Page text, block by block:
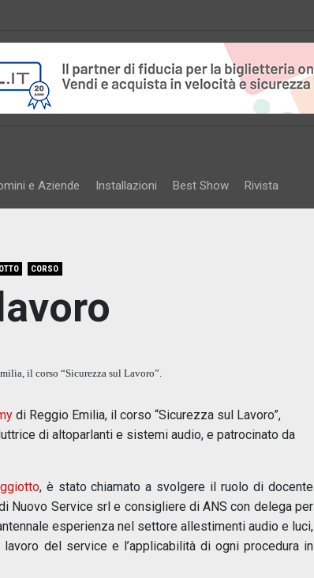
e Aziende Installazioni Best Show Rivista
CORSO
il corso “Sicurezza sul Lavoro”.
di Reggio Emilia, il corso “Sicurezza sul Lavoro”,
di altoparlanti e sistemi audio, e patrocinato da
, è stato chiamato a svolgere il ruolo di docente
Nuovo Service srl e consigliere di ANS con delega per
esperienza nel settore allestimenti audio e luci,
del service e l’applicabilità di ogni procedura in